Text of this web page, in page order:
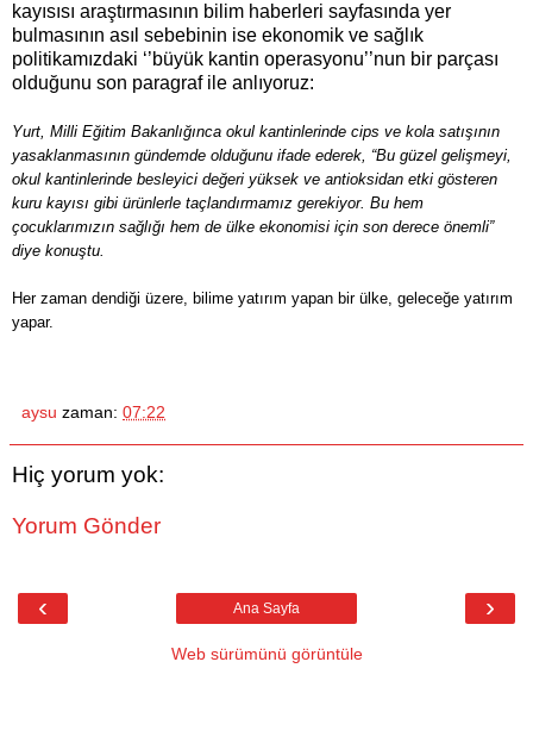
kayısısı araştırmasının bilim haberleri sayfasında yer
bulmasının asıl sebebinin ise ekonomik ve sağlık
politikamızdaki ‘’büyük kantin operasyonu’’nun bir parçası
olduğunu son paragraf ile anlıyoruz:
Yurt, Milli Eğitim Bakanlığınca okul kantinlerinde cips ve kola satışının
yasaklanmasının gündemde olduğunu ifade ederek, “Bu güzel gelişmeyi,
okul kantinlerinde besleyici değeri yüksek ve antioksidan etki gösteren
kuru kayısı gibi ürünlerle taçlandırmamız gerekiyor. Bu hem
çocuklarımızın sağlığı hem de ülke ekonomisi için son derece önemli”
diye konuştu.
Her zaman dendiği üzere, bilime yatırım yapan bir ülke, geleceğe yatırım
yapar.
aysu zaman: 07:22
Hiç yorum yok:
Yorum Gönder
‹ ›
Ana Sayfa
Web sürümünü görüntüle